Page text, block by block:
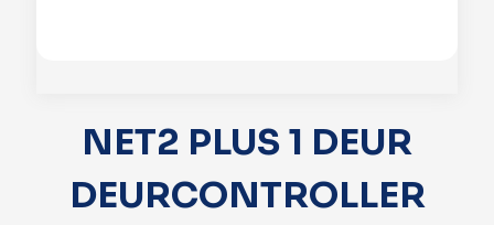
NET2 PLUS 1 DEUR
DEURCONTROLLER